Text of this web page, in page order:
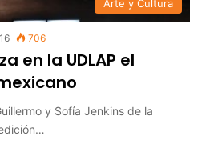
Arte y Cultura
706
en la UDLAP el
y Sofía Jenkins de la